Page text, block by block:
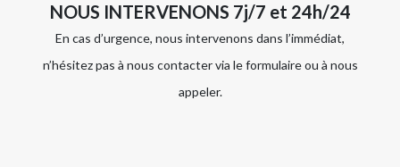
NOUS INTERVENONS 7j/7 et 24h/24
En cas d’urgence, nous intervenons dans l’immédiat,
n’hésitez pas à nous contacter via le formulaire ou à nous
appeler.